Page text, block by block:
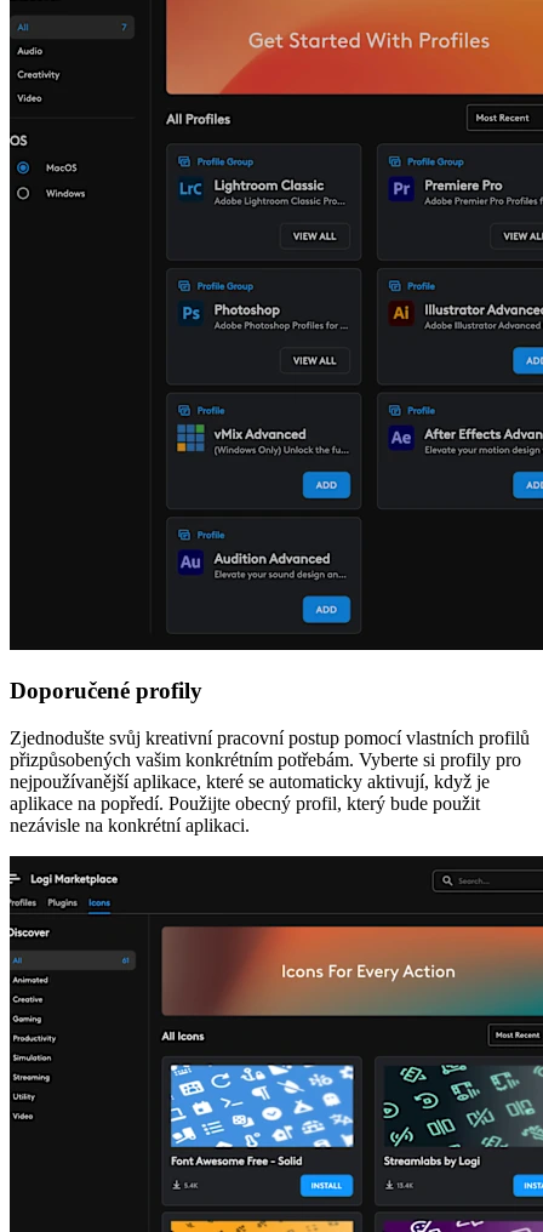
Doporučené profily
Zjednodušte svůj kreativní pracovní postup pomocí vlastních profilů
přizpůsobených vašim konkrétním potřebám. Vyberte si profily pro
nejpoužívanější aplikace, které se automaticky aktivují, když je
aplikace na popředí. Použijte obecný profil, který bude použit
nezávisle na konkrétní aplikaci.